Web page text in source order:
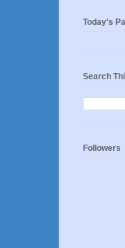
Today's
Search
Followers